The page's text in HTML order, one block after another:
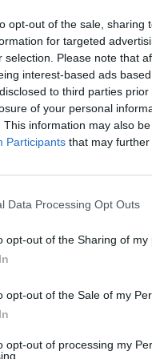
opt-out of the sale,
for targeted
selection. Please note that
interest-based ads
to third parties
of your personal
This information may also
Participants that may further
Data Processing Opt Outs
opt-out of the Sharing of my
opt-out of the Sale of my
opt-out of processing my
кој предлага
и териториите
и асоцијација,
на ЕУ, која
од
и Србија од
квота за вино
поддршка
на
и териториите
и асоцијација за